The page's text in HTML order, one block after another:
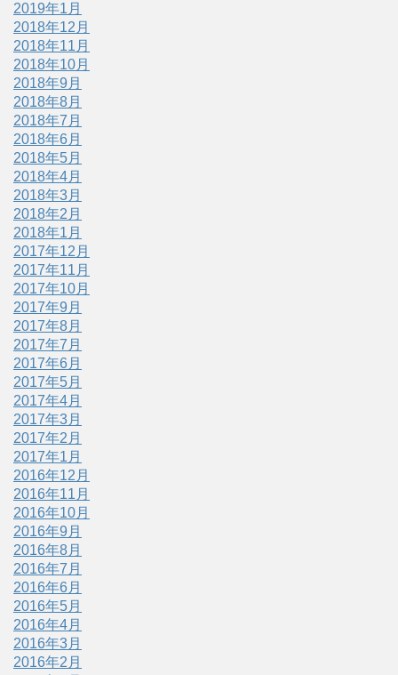
2019年1月
2018年12月
2018年11月
2018年10月
2018年9月
2018年8月
2018年7月
2018年6月
2018年5月
2018年4月
2018年3月
2018年2月
2018年1月
2017年12月
2017年11月
2017年10月
2017年9月
2017年8月
2017年7月
2017年6月
2017年5月
2017年4月
2017年3月
2017年2月
2017年1月
2016年12月
2016年11月
2016年10月
2016年9月
2016年8月
2016年7月
2016年6月
2016年5月
2016年4月
2016年3月
2016年2月